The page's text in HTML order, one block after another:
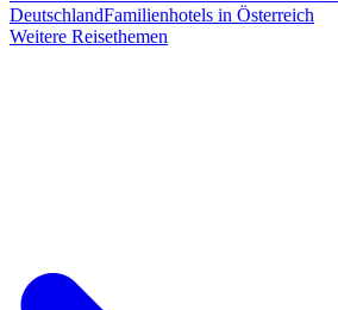
DeutschlandFamilienhotels in Österreich
Weitere Reisethemen